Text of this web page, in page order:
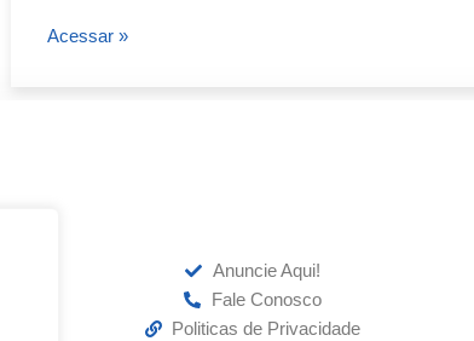
Acessar »
Anuncie Aqui!
Fale Conosco
Politicas de Privacidade